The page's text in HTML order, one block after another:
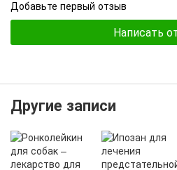
Добавьте первый отзыв
Написать
Другие записи